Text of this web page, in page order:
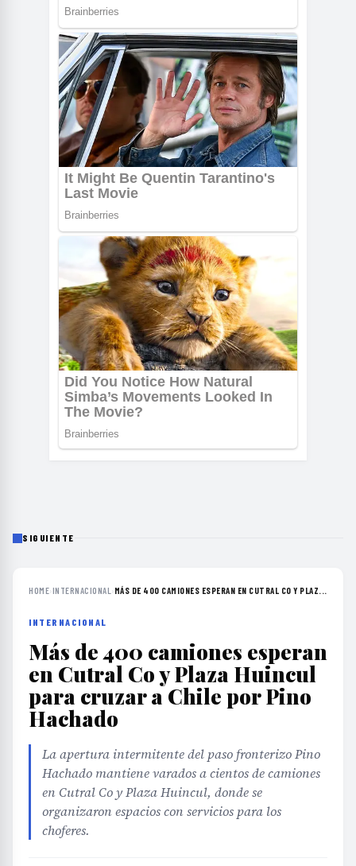
SIGUIENTE
HOME›INTERNACIONAL › MÁS DE 400 CAMIONES ESPERAN EN CUTRAL CO Y PLAZ...
INTERNACIONAL
Más de 400 camiones esperan
en Cutral Co y Plaza Huincul
para cruzar a Chile por Pino
Hachado
La apertura intermitente del paso fronterizo Pino
Hachado mantiene varados a cientos de camiones
en Cutral Co y Plaza Huincul, donde se
organizaron espacios con servicios para los
choferes.